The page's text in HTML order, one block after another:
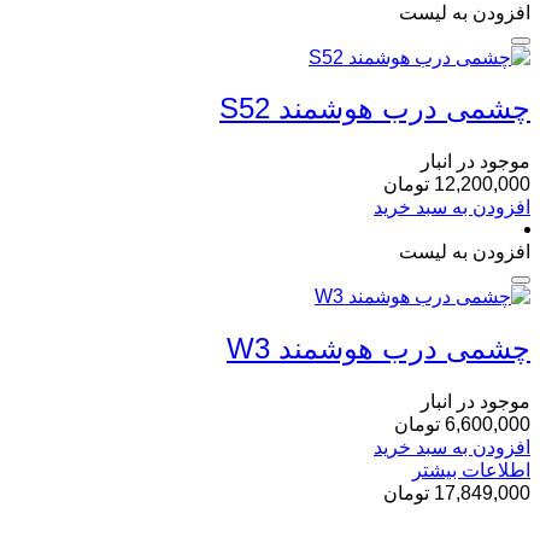
افزودن به لیست
چشمی درب هوشمند S52
موجود در انبار
12,200,000 تومان
افزودن به سبد خرید
افزودن به لیست
چشمی درب هوشمند W3
موجود در انبار
6,600,000 تومان
افزودن به سبد خرید
اطلاعات بیشتر
17,849,000 تومان